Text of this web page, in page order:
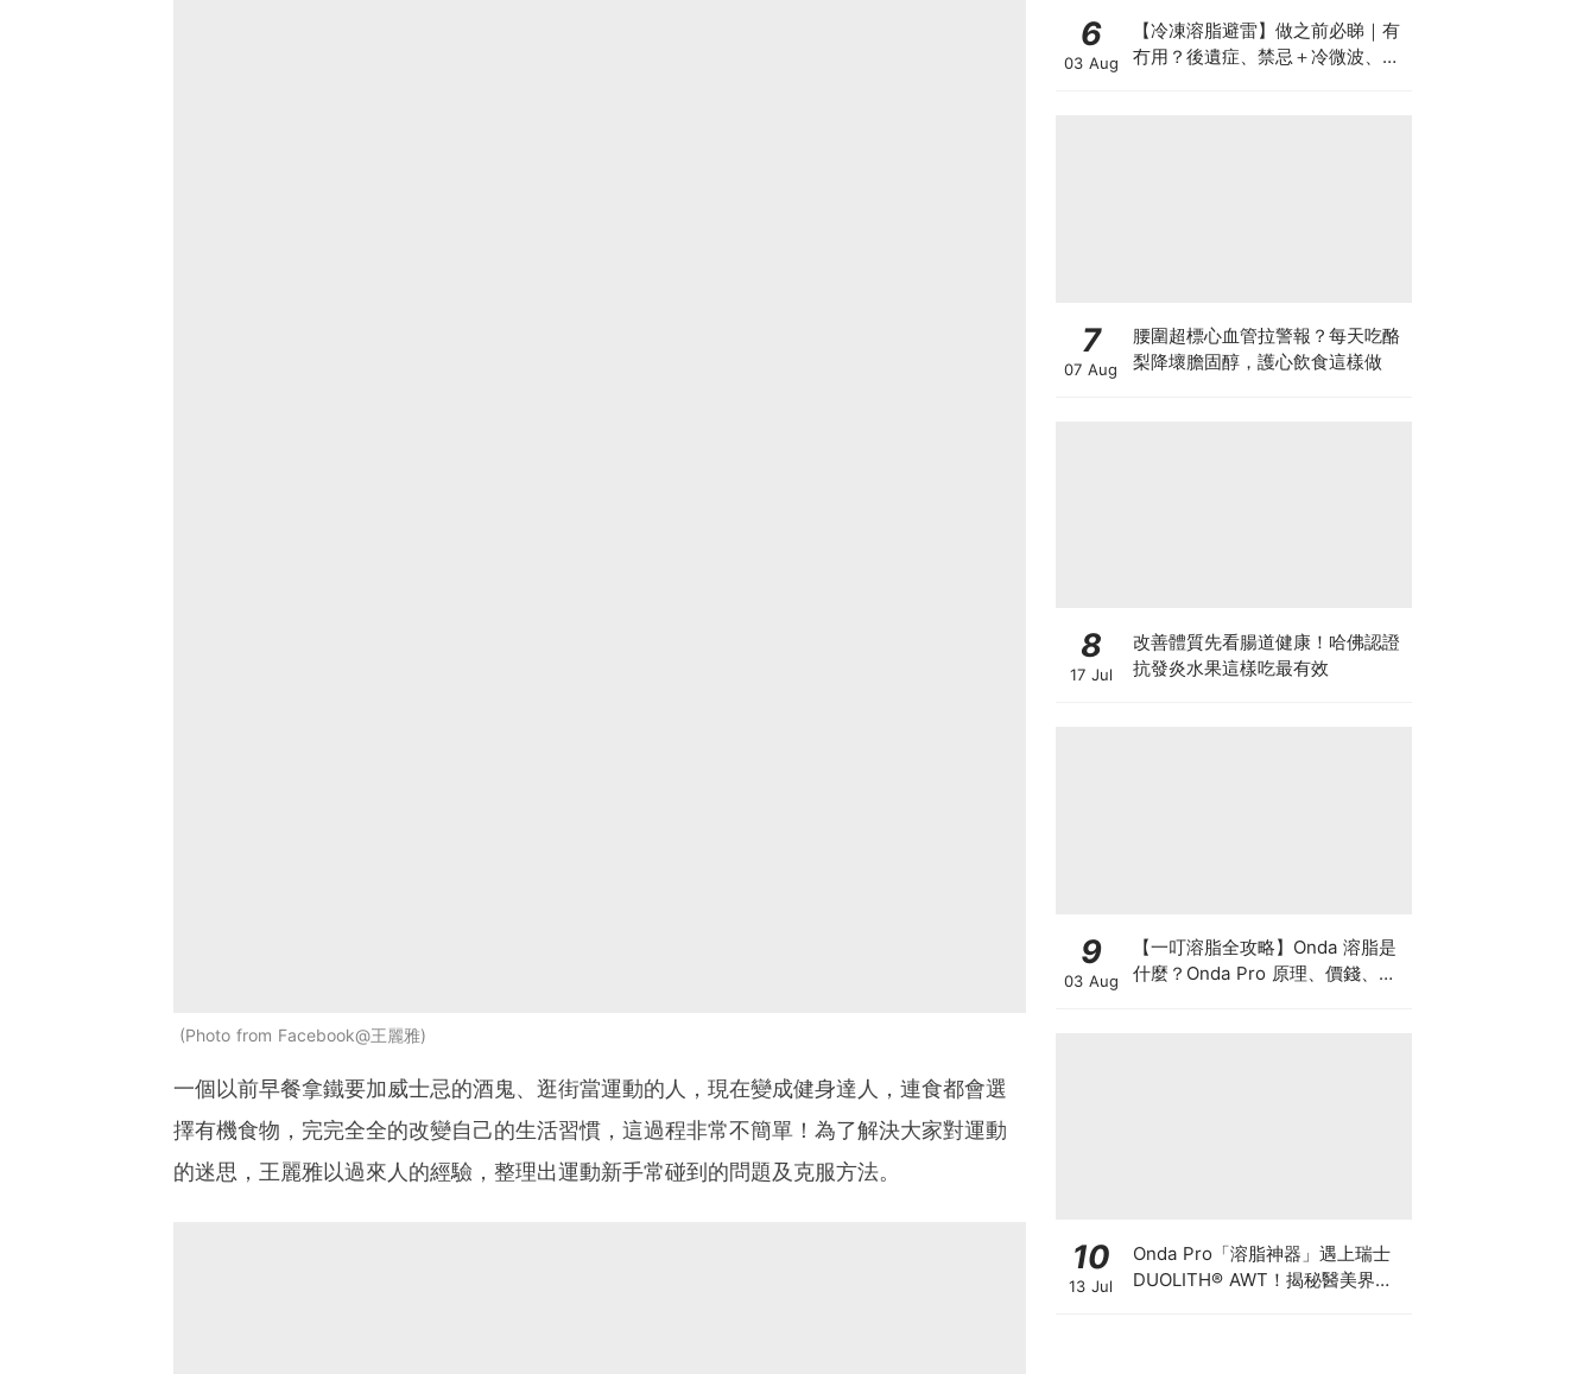
Photo from Facebook@王麗雅
一個以前早餐拿鐵要加威士忌的酒鬼、逛街當運動的人，現在變成健身達人，連食都會選
擇有機食物，完完全全的改變自己的生活習慣，這過程非常不簡單！為了解決大家對運動
的迷思，王麗雅以過來人的經驗，整理出運動新手常碰到的問題及克服方法。
6
03 Aug
【冷凍溶脂避雷】做之前必睇｜有
冇用？後遺症、禁忌＋冷微波、雙
7
07 Aug
腰圍超標心血管拉警報？每天吃酪
梨降壞膽固醇，護心飲食這樣做
8
17 Jul
改善體質先看腸道健康！哈佛認證
抗發炎水果這樣吃最有效
9
03 Aug
【一叮溶脂全攻略】Onda 溶脂是
什麼？Onda Pro 原理、價錢、次
10
13 Jul
Onda Pro「溶脂神器」遇上瑞士
DUOLITH® AWT！揭秘醫美界悄